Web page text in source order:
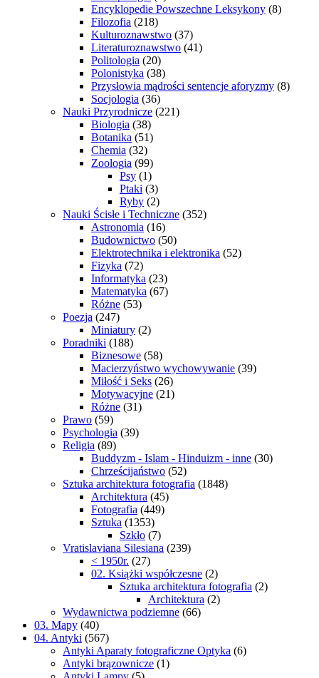
Encyklopedie Powszechne Leksykony (8)
Filozofia (218)
Kulturoznawstwo (37)
Literaturoznawstwo (41)
Politologia (20)
Polonistyka (38)
Przysłowia mądrości sentencje aforyzmy (8)
Socjologia (36)
Nauki Przyrodnicze (221)
Biologia (38)
Botanika (51)
Chemia (32)
Zoologia (99)
Psy (1)
Ptaki (3)
Ryby (2)
Nauki Ścisłe i Techniczne (352)
Astronomia (16)
Budownictwo (50)
Elektrotechnika i elektronika (52)
Fizyka (72)
Informatyka (23)
Matematyka (67)
Różne (53)
Poezja (247)
Miniatury (2)
Poradniki (188)
Biznesowe (58)
Macierzyństwo wychowywanie (39)
Miłość i Seks (26)
Motywacyjne (21)
Różne (31)
Prawo (59)
Psychologia (39)
Religia (89)
Buddyzm - Islam - Hinduizm - inne (30)
Chrześcijaństwo (52)
Sztuka architektura fotografia (1848)
Architektura (45)
Fotografia (449)
Sztuka (1353)
Szkło (7)
Vratislaviana Silesiana (239)
< 1950r. (27)
02. Książki współczesne (2)
Sztuka architektura fotografia (2)
Architektura (2)
Wydawnictwa podziemne (66)
03. Mapy (40)
04. Antyki (567)
Antyki Aparaty fotograficzne Optyka (6)
Antyki brązownicze (1)